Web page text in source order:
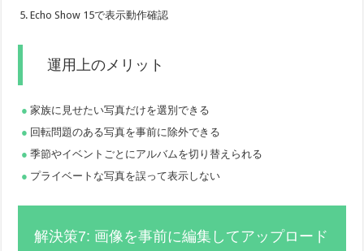
Echo Show 15で表示動作確認
運用上のメリット
家族に見せたい写真だけを選別できる
回転問題のある写真を事前に除外できる
季節やイベントごとにアルバムを切り替えられる
プライベートな写真を誤って表示しない
解決策7: 画像を事前に編集してアップロード